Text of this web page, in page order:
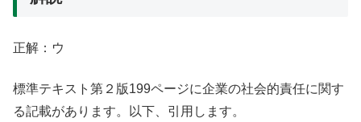
正解：ウ
標準テキスト第２版199ページに企業の社会的責任に関す
る記載があります。以下、引用します。